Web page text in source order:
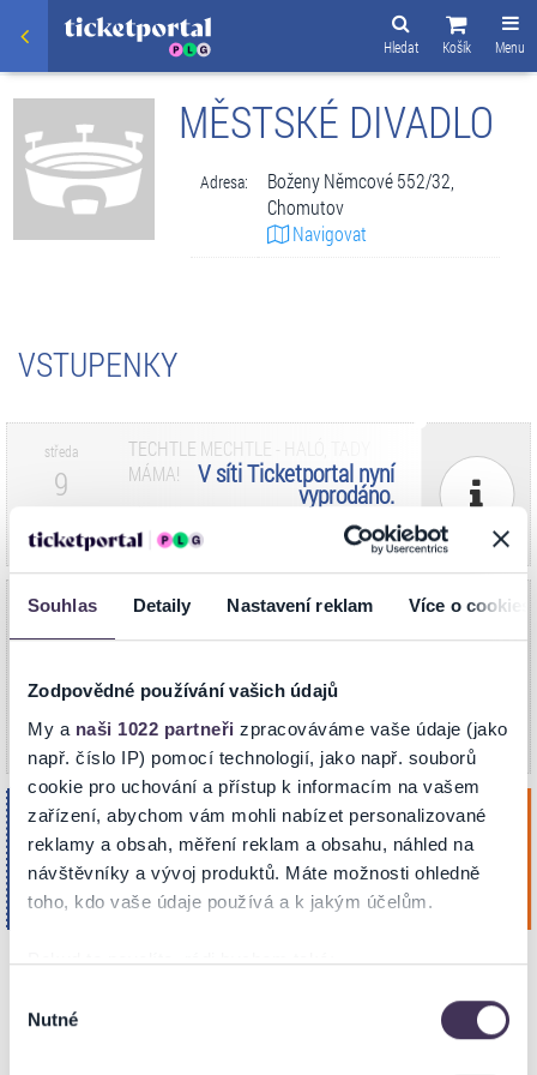
Souhlas Detaily Nastavení reklam Více o cookies
Zodpovědné používání vašich údajů
My a naši 1022 partneři zpracováváme vaše údaje (jako
např. číslo IP) pomocí technologií, jako např. souborů
cookie pro uchování a přístup k informacím na vašem
zařízení, abychom vám mohli nabízet personalizované
reklamy a obsah, měření reklam a obsahu, náhled na
návštěvníky a vývoj produktů. Máte možnosti ohledně
toho, kdo vaše údaje používá a k jakým účelům.
Pokud to povolíte, rádi bychom také:
které mohou být přesné na několik metrů
souhlasu
Nutné
Menu
Košík
Hledat
MĚSTSKÉ DIVADLO
Adresa:
Boženy Němcové 552/32,
Chomutov
Navigovat
VSTUPENKY
středa
9
16:00
V síti Ticketportal nyní
vyprodáno.
TECHTLE MECHTLE - HALÓ, TADY
MÁMA!
CHOMUTOV
Zář. 2026
V síti Ticketportal nyní
V naší síti je vyprodáno (možné uvolnění
TECHTLE MECHTLE - HALÓ, TADY
ZAČÁTKU, NOVĚ: 19:30
Městské divadlo
CHOMUTOV
čtvrtek
8
Říj. 2026
19:00
Sirény na cestách (Pogodová -
Asterová - Finková)
Městské divadlo
CHOMUTOV
Koupit
NA MAPĚ